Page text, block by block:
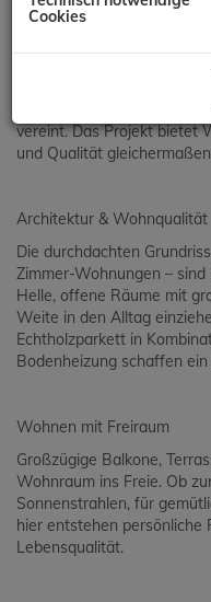
In einer der gefragtesten
hochwertiges
Wohnen, zeitgemäße
vereint. Das Projekt bietet
und Qualität
Architektur & Wohnqualität
Die durchdachten
Zimmer-Wohnungen –
Helle, offene Räume mit
Weite in den Alltag
Echtholzparkett in
Bodenheizung schaffen
Wohnen mit Freiraum
Großzügige Balkone,
Wohnraum ins Freie. Ob
Sonnenstrahlen, für
hier entstehen persönliche
Lebensqualität.
Cookies